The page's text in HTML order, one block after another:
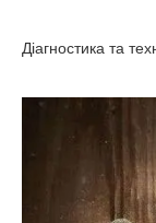
Діагностика та